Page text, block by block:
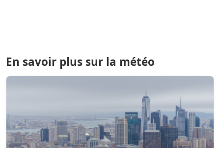
En savoir plus sur la météo